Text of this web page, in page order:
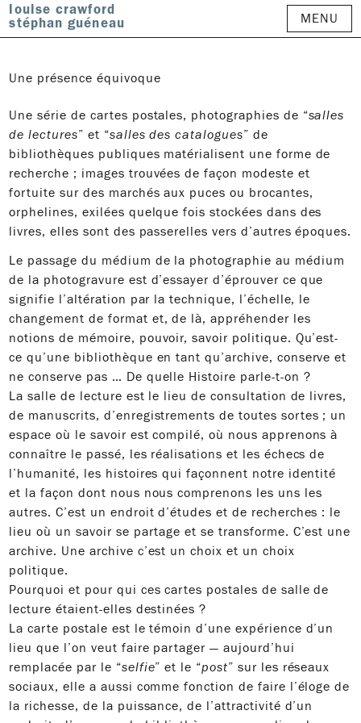
louise crawford
stéphan guéneau
MENU
Une présence équivoque
Une série de cartes postales, photographies de “salles
de lectures” et “salles des catalogues” de
bibliothèques publiques matérialisent une forme de
recherche ; images trouvées de façon modeste et
fortuite sur des marchés aux puces ou brocantes,
orphelines, exilées quelque fois stockées dans des
livres, elles sont des passerelles vers d’autres époques.
Le passage du médium de la photographie au médium
de la photogravure est d’essayer d’éprouver ce que
signifie l’altération par la technique, l’échelle, le
changement de format et, de là, appréhender les
notions de mémoire, pouvoir, savoir politique. Qu’est-
ce qu’une bibliothèque en tant qu’archive, conserve et
ne conserve pas … De quelle Histoire parle-t-on ?
La salle de lecture est le lieu de consultation de livres,
de manuscrits, d’enregistrements de toutes sortes ; un
espace où le savoir est compilé, où nous apprenons à
connaître le passé, les réalisations et les échecs de
l’humanité, les histoires qui façonnent notre identité
et la façon dont nous nous comprenons les uns les
autres. C’est un endroit d’études et de recherches : le
lieu où un savoir se partage et se transforme. C’est une
archive. Une archive c’est un choix et un choix
politique.
Pourquoi et pour qui ces cartes postales de salle de
lecture étaient-elles destinées ?
La carte postale est le témoin d’une expérience d’un
lieu que l’on veut faire partager — aujourd’hui
remplacée par le “selfie” et le “post” sur les réseaux
sociaux, elle a aussi comme fonction de faire l’éloge de
la richesse, de la puissance, de l’attractivité d’un